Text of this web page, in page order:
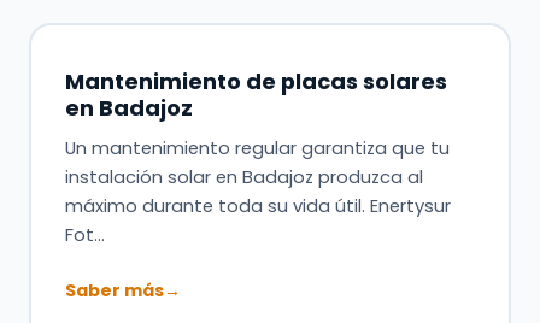
Mantenimiento de placas solares
en Badajoz
Un mantenimiento regular garantiza que tu
instalación solar en Badajoz produzca al
máximo durante toda su vida útil. Enertysur
Fot…
Saber más→